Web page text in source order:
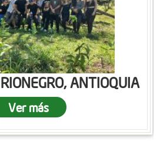
ANTIOQUIA
Ver más